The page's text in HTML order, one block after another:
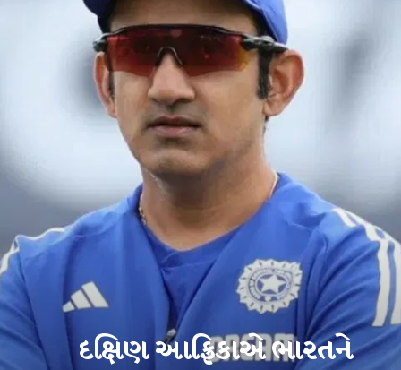
દક્ષિણ આફ્રિકાએ ભારતને